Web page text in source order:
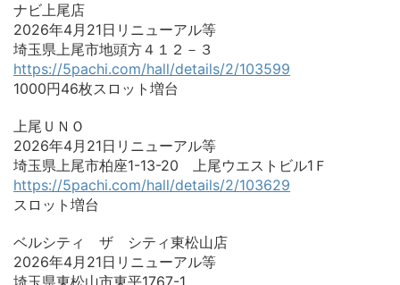
ナビ上尾店
2026年4月21日リニューアル等
埼玉県上尾市地頭方４１２－３
https://5pachi.com/hall/details/2/103599
1000円46枚スロット増台
上尾ＵＮＯ
2026年4月21日リニューアル等
埼玉県上尾市柏座1-13-20 上尾ウエストビル1Ｆ
https://5pachi.com/hall/details/2/103629
スロット増台
ベルシティ ザ シティ東松山店
2026年4月21日リニューアル等